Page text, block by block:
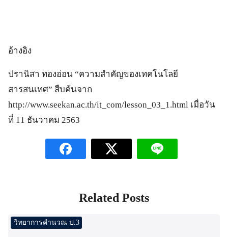
อ้างอิง
ปรานิสา ทองอ่อน “ความสำคัญของเทคโนโลยี
สารสนเทศ” สืบค้นจาก
http://www.seekan.ac.th/it_com/lesson_03_1.html เมื่อวัน
ที่ 11 ธันวาคม 2563
Related Posts
วิทยาการคำนวณ ป.3